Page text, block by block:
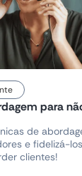
para
de
e fidelizá-
clientes!